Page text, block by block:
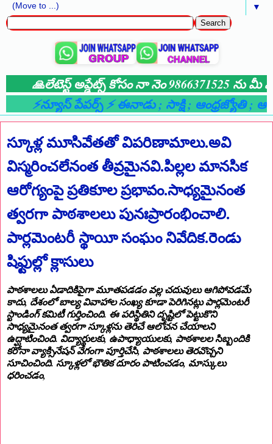
▼
🙏లేటెస్ట్ అప్డేట్స్ కోసం నా నెం 9866371525 ను మీ
⚡న్యూస్ పేపర్స్ ⚡ ఈనాడు; సాక్షి; ఆంధ్రజ్యోతి;
స్కూళ్ల మూసివేతతో విపరిణామాలు.అవి
విస్మరించలేనంత తీవ్రమైనవి.పిల్లల మానసిక
ఆరోగ్యంపై ప్రతికూల ప్రభావం.సాధ్యమైనంత
త్వరగా పాఠశాలలు పునఃప్రారంభించాలి.
పార్లమెంటరీ స్థాయీ సంఘం నివేదిక.రెండు
షిఫ్టుల్లో క్లాసులు
పాఠశాలలు ఏడాదికిపైగా మూతపడడం వల్ల చదువులు ఆగిపోవడమే
కాదు, దేశంలో బాల్య వివాహాల సంఖ్య కూడా పెరిగినట్లు పార్లమెంటరీ
స్టాండింగ్‌ కమిటీ గుర్తించింది. ఈ పరిస్థితిని దృష్టిలో పెట్టుకొని
సాధ్యమైనంత త్వరగా స్కూళ్లను తెరిచే ఆలోచన చేయాలని
ఉద్ఘాటించింది. విద్యార్థులకు, ఉపాధ్యాయులకు, పాఠశాలల సిబ్బందికి
కరోనా వ్యాక్సినేషన్‌ వేగంగా పూర్తిచేసి, పాఠశాలలు తెరవొచ్చని
సూచించింది. స్కూళ్లలో భౌతిక దూరం పాటించడం, మాస్కులు
ధరించడం,